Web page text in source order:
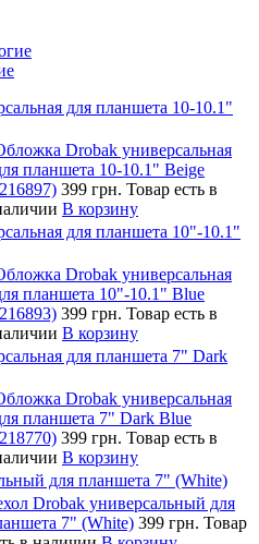
для планшета 10-10.1"
Drobak универсальная
планшета 10-10.1" Beige
399 грн. Товар есть в
В корзину
для планшета 10"-10.1"
Drobak универсальная
планшета 10"-10.1" Blue
399 грн. Товар есть в
В корзину
для планшета 7" Dark
Drobak универсальная
планшета 7" Dark Blue
399 грн. Товар есть в
В корзину
для планшета 7" (White)
Drobak универсальный для
7" (White) 399 грн. Товар